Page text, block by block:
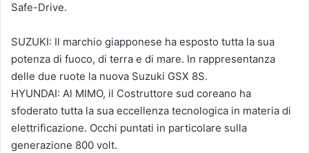
Safe-Drive.
SUZUKI: Il marchio giapponese ha esposto tutta la sua
potenza di fuoco, di terra e di mare. In rappresentanza
delle due ruote la nuova Suzuki GSX 8S.
HYUNDAI: Al MIMO, il Costruttore sud coreano ha
sfoderato tutta la sua eccellenza tecnologica in materia di
elettrificazione. Occhi puntati in particolare sulla
generazione 800 volt.